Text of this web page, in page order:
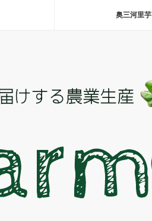
奥三河里芋